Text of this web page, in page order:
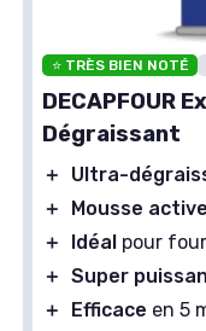
⭐ TRÈS BIEN NOTÉ
DECAPFOUR
Dégraissant
＋ Ultra-
＋
Mousse active
＋
Idéal pour
＋ Super
＋
Efficace en 5